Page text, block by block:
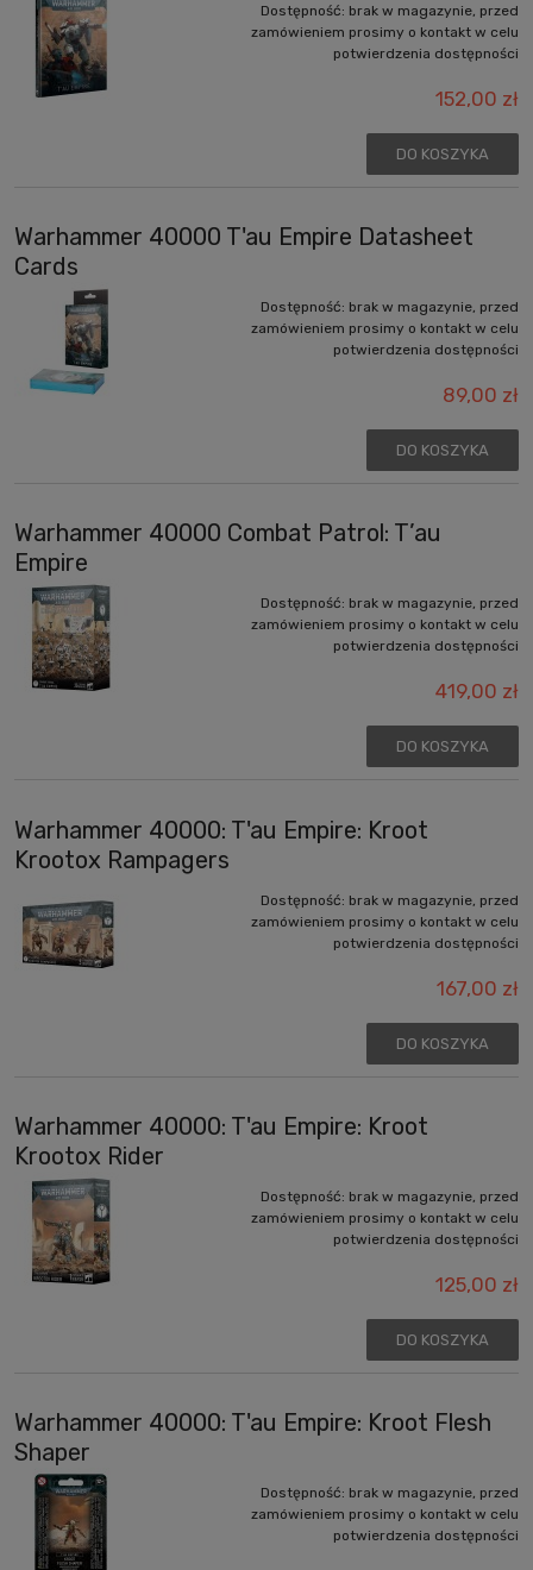
Dostępność: brak w magazynie, przed
zamówieniem prosimy o kontakt w celu
potwierdzenia dostępności
152,00 zł
DO KOSZYKA
Warhammer 40000 T'au Empire Datasheet
Cards
Dostępność: brak w magazynie, przed
zamówieniem prosimy o kontakt w celu
potwierdzenia dostępności
89,00 zł
DO KOSZYKA
Warhammer 40000 Combat Patrol: T’au
Empire
Dostępność: brak w magazynie, przed
zamówieniem prosimy o kontakt w celu
potwierdzenia dostępności
419,00 zł
DO KOSZYKA
Warhammer 40000: T'au Empire: Kroot
Krootox Rampagers
Dostępność: brak w magazynie, przed
zamówieniem prosimy o kontakt w celu
potwierdzenia dostępności
167,00 zł
DO KOSZYKA
Warhammer 40000: T'au Empire: Kroot
Krootox Rider
Dostępność: brak w magazynie, przed
zamówieniem prosimy o kontakt w celu
potwierdzenia dostępności
125,00 zł
DO KOSZYKA
Warhammer 40000: T'au Empire: Kroot Flesh
Shaper
Dostępność: brak w magazynie, przed
zamówieniem prosimy o kontakt w celu
potwierdzenia dostępności